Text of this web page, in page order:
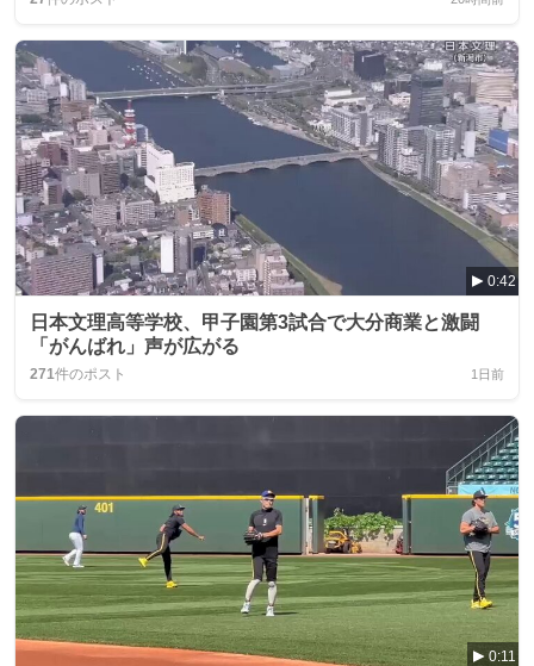
0:42
日本文理高等学校、甲子園第3試合で大分商業と激闘
「がんばれ」声が広がる
271件のポスト 1日前
0:11